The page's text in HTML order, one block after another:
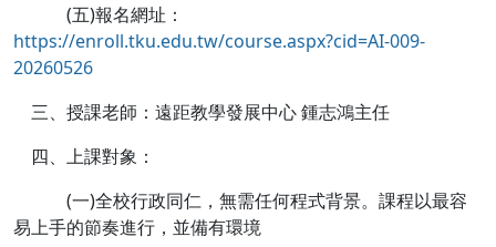
(五)報名網址：
https://enroll.tku.edu.tw/course.aspx?cid=AI-009-
20260526
三、授課老師：遠距教學發展中心 鍾志鴻主任
四、上課對象：
(一)全校行政同仁，無需任何程式背景。課程以最容
易上手的節奏進行，並備有環境